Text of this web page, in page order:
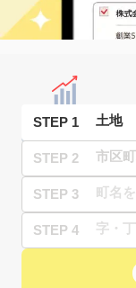
STEP 1
STEP 2
STEP 3
STEP 4